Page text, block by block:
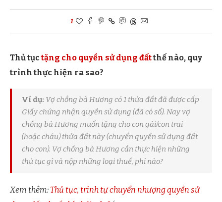
1
Thủ tụctặng cho quyền sử dụng đấtthế nào, quy
trình thực hiện ra sao?
Ví dụ: Vợ chồng bà Hương có 1 thửa đất đã được cấp
Giấy chứng nhận quyền sử dụng (đã có sổ). Nay vợ
chồng bà Hương muốn tặng cho con gái/con trai
(hoặc cháu) thửa đất này (chuyển quyền sử dụng đất
cho con). Vợ chồng bà Hương cần thực hiện những
thủ tục gì và nộp những loại thuế, phí nào?
Xem thêm: Thủ tục, trình tự chuyển nhượng quyền sử